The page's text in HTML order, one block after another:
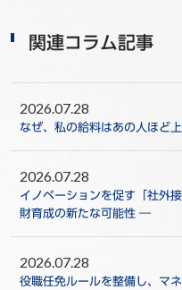
関連コラム記事
2026.07.28
なぜ、私の給料はあの人ほど
2026.07.28
イノベーションを促す「社外
財育成の新たな可能性 ―
2026.07.28
役職任免ルールを整備し、マ